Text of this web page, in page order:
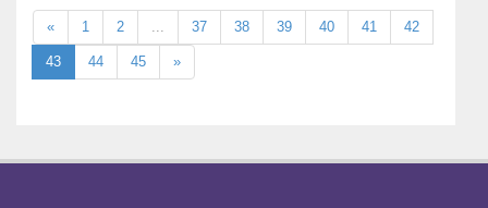
« 1 2 37 38 39 40 41 42
43 44 45 »